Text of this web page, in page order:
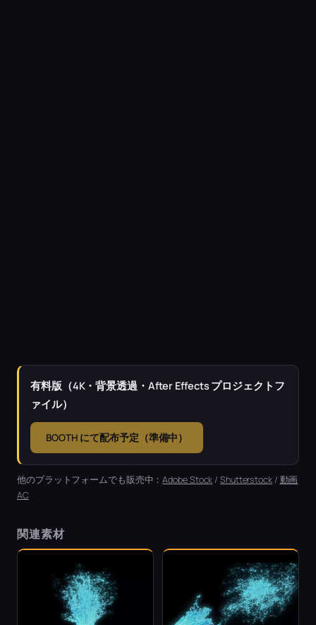
有料版（4K・背景透過・After Effects プロジェクトフ
ァイル）
BOOTH にて配布予定（準備中）
他のプラットフォームでも販売中：Adobe Stock /Shutterstock/ 動画
AC
関連素材